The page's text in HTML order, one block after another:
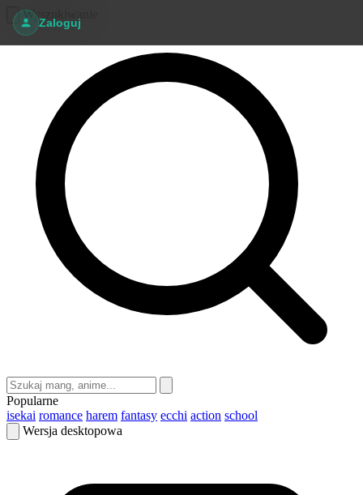
Zaloguj
Wyszukiwanie
Popularne
isekai romance harem fantasy ecchi action school
Wersja desktopowa